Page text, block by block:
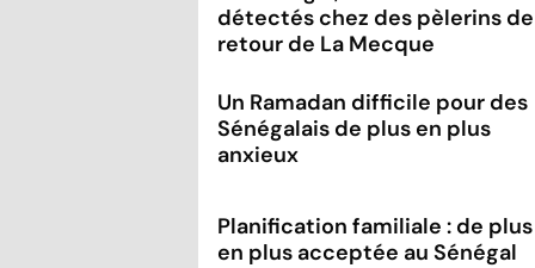
détectés chez des pèlerins de
retour de La Mecque
Un Ramadan difficile pour des
Sénégalais de plus en plus
anxieux
Planification familiale : de plus
en plus acceptée au Sénégal